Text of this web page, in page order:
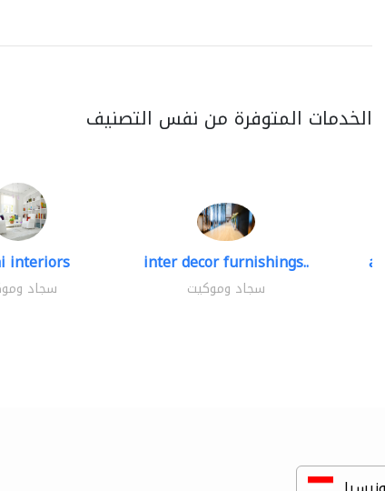
الخدمات المتوفرة من نفس التصنيف
interiors
سجاد
inter decor furnishings..
سجاد وموكيت